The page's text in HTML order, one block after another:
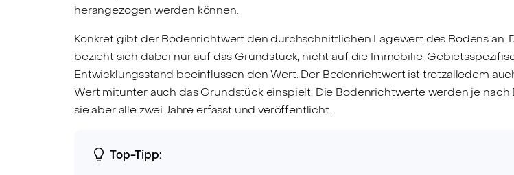
herangezogen werden können.
Konkret gibt der Bodenrichtwert den durchschnittlichen Lagewert des Bodens an.
bezieht sich dabei nur auf das Grundstück, nicht auf die Immobilie.
Entwicklungsstand beeinflussen den Wert. Der Bodenrichtwert ist trotzalledem
Wert mitunter auch das Grundstück einspielt. Die Bodenrichtwerte werden je
sie aber alle zwei Jahre erfasst und veröffentlicht.
Top-Tipp: